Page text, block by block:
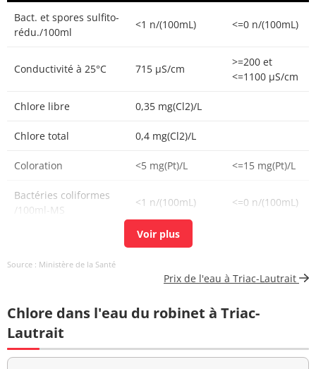
Bact. et spores sulfito-
rédu./100ml
<1 n/(100mL) <=0 n/(100mL)
Conductivité à 25°C 715 µS/cm
>=200 et
<=1100 µS/cm
Chlore libre 0,35 mg(Cl2)/L
Chlore total 0,4 mg(Cl2)/L
Coloration <5 mg(Pt)/L <=15 mg(Pt)/L
Bactéries coliformes
/100ml-MS
<1 n/(100mL) <=0 n/(100mL)
<1 n/mL
Ammonium (en NH4)
>=6,5 et <=9
Source : Ministère de la Santé
Prix de l'eau à Triac-Lautrait
Chlore dans l'eau du robinet à Triac-
Lautrait